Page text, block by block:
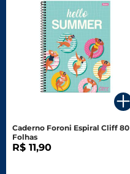
Caderno Foroni Espiral Cliff 80
Folhas
R$ 11,90